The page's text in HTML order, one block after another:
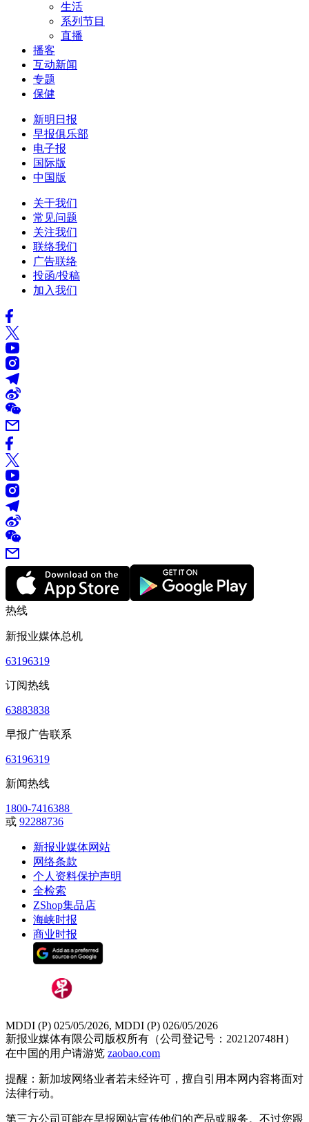
生活
系列节目
直播
播客
互动新闻
专题
保健
新明日报
早报俱乐部
电子报
国际版
中国版
关于我们
常见问题
关注我们
联络我们
广告联络
投函/投稿
加入我们
热线
新报业媒体总机
63196319
订阅热线
63883838
早报广告联系
63196319
新闻热线
1800-7416388
或 92288736
新报业媒体网站
网络条款
个人资料保护声明
全检索
ZShop集品店
海峡时报
商业时报
MDDI (P) 025/05/2026, MDDI (P) 026/05/2026
新报业媒体有限公司版权所有（公司登记号：202120748H）
在中国的用户请游览 zaobao.com
提醒：新加坡网络业者若未经许可，擅自引用本网内容将面对
法律行动。
第三方公司可能在早报网站宣传他们的产品或服务。不过您跟